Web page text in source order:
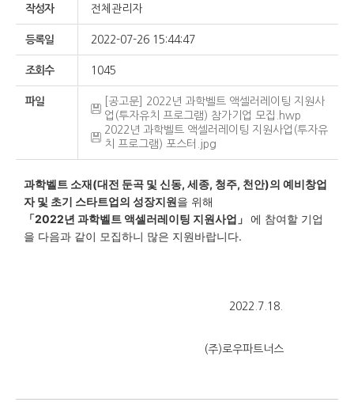
작성자 전체관리자
등록일 2022-07-26 15:44:47
조회수 1045
파일
[공고문] 2022년 과학벨트 액셀러레이팅 지원사
업(투자유치 프로그램) 참가기업 모집.hwp
2022년 과학벨트 액셀러레이팅 지원사업(투자유
치 프로그램) 포스터.jpg
과학벨트 소재(대전 둔곡 및 신동, 세종, 청주, 천안)의 예비창업
자 및 초기 스타트업의 성장지원을 위해
「2022년 과학벨트 액셀러레이팅 지원사업」 에 참여할 기업
을 다음과 같이 모집하니 많은 지원바랍니다.
2022.7.18.
(주)로우파트너스